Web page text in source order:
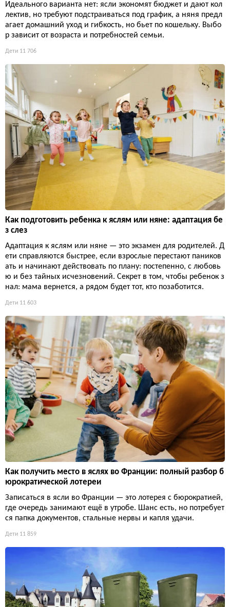
Идеального варианта нет: ясли экономят бюджет и дают кол
лектив, но требуют подстраиваться под график, а няня предл
агает домашний уход и гибкость, но бьет по кошельку. Выбо
р зависит от возраста и потребностей семьи.
Дети 11 706
Как подготовить ребенка к яслям или няне: адаптация бе
з слез
Адаптация к яслям или няне — это экзамен для родителей. Д
ети справляются быстрее, если взрослые перестают паников
ать и начинают действовать по плану: постепенно, с любовь
ю и без тайных исчезновений. Секрет в том, чтобы ребенок з
нал: мама вернется, а рядом будет тот, кто позаботится.
Дети 11 603
Как получить место в яслях во Франции: полный разбор б
юрократической лотереи
Записаться в ясли во Франции — это лотерея с бюрократией,
где очередь занимают ещё в утробе. Шанс есть, но потребует
ся папка документов, стальные нервы и капля удачи.
Дети 11 859